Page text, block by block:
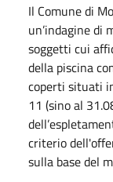
Il Comune di
un’indagine di
soggetti cui
della piscina
coperti situati
11 (sino al
criterio
sulla base del